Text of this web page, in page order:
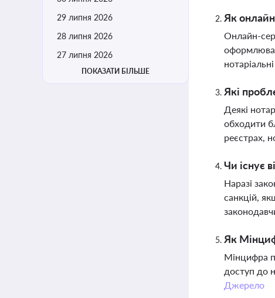
29 липня 2026
28 липня 2026
27 липня 2026
ПОКАЗАТИ БІЛЬШЕ
Як
Онлайн-
Які
Деякі
обходити
реєстрах,
Чи існує
Наразі
санкцій,
Як
Мінцифра
доступ до
Джерело